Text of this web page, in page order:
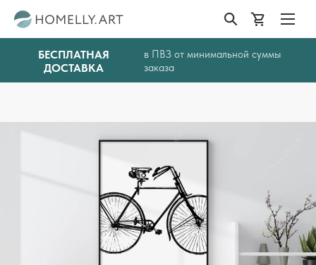
БЕСПЛАТНАЯ
ДОСТАВКА
в ПВЗ от минимальной суммы
заказа